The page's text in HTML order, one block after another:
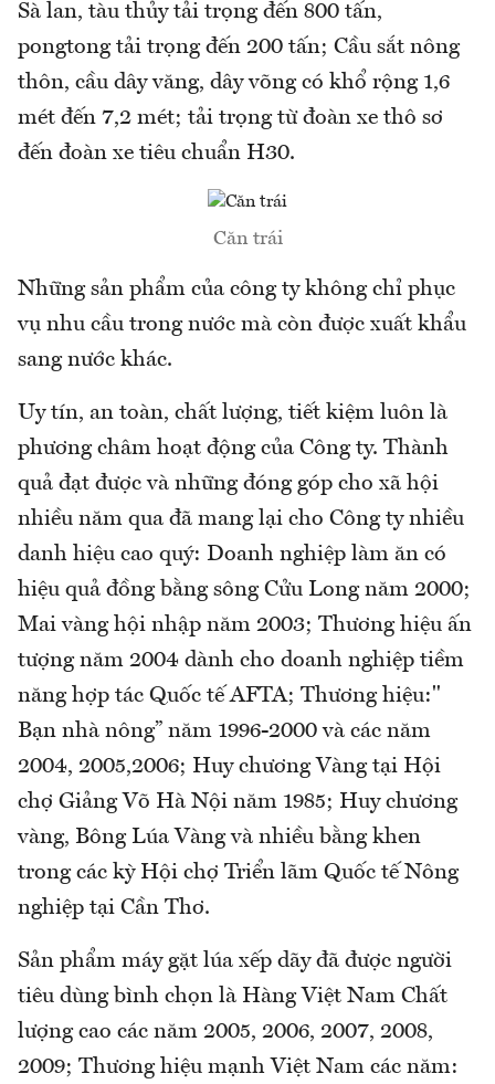
Sà lan, tàu thủy tải trọng đến 800 tấn,
pongtong tải trọng đến 200 tấn; Cầu sắt nông
thôn, cầu dây văng, dây võng có khổ rộng 1,6
mét đến 7,2 mét; tải trọng từ đoàn xe thô sơ
đến đoàn xe tiêu chuẩn H30.
Căn trái
Những sản phẩm của công ty không chỉ phục
vụ nhu cầu trong nước mà còn được xuất khẩu
sang nước khác.
Uy tín, an toàn, chất lượng, tiết kiệm luôn là
phương châm hoạt động của Công ty. Thành
quả đạt được và những đóng góp cho xã hội
nhiều năm qua đã mang lại cho Công ty nhiều
danh hiệu cao quý: Doanh nghiệp làm ăn có
hiệu quả đồng bằng sông Cửu Long năm 2000;
Mai vàng hội nhập năm 2003; Thương hiệu ấn
tượng năm 2004 dành cho doanh nghiệp tiềm
năng hợp tác Quốc tế AFTA; Thương hiệu:"
Bạn nhà nông” năm 1996-2000 và các năm
2004, 2005,2006; Huy chương Vàng tại Hội
chợ Giảng Võ Hà Nội năm 1985; Huy chương
vàng, Bông Lúa Vàng và nhiều bằng khen
trong các kỳ Hội chợ Triển lãm Quốc tế Nông
nghiệp tại Cần Thơ.
Sản phẩm máy gặt lúa xếp dãy đã được người
tiêu dùng bình chọn là Hàng Việt Nam Chất
lượng cao các năm 2005, 2006, 2007, 2008,
2009; Thương hiệu mạnh Việt Nam các năm: